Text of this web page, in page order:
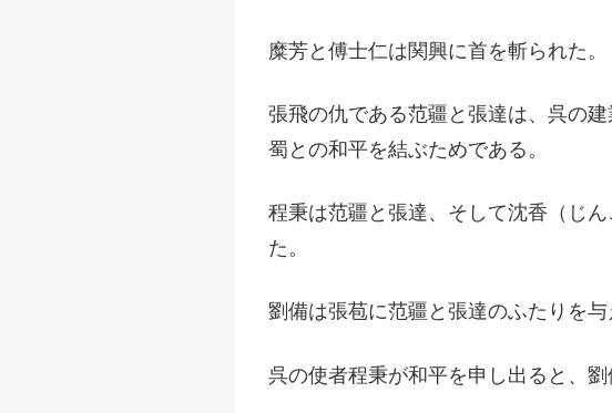
糜芳と傅士仁は関興に首を斬られた。
張飛の仇である范疆と張達は、呉の
蜀との和平を結ぶためである。
程秉は范疆と張達、そして沈香（じ
た。
劉備は張苞に范疆と張達のふたりを与
呉の使者程秉が和平を申し出ると、